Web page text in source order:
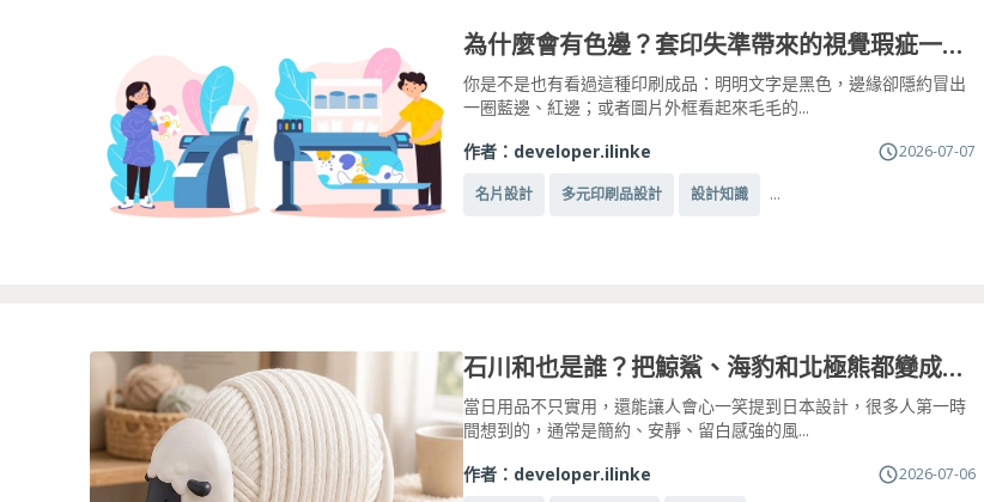
為什麼會有色邊？套印失準帶來的視覺瑕疵一次看懂
你是不是也有看過這種印刷成品：明明文字是黑色，邊緣卻隱約冒出
一圈藍邊、紅邊；或者圖片外框看起來毛毛的...
作者： developer.ilinke 2026-07-07
名片設計 多元印刷品設計 設計知識 ...
石川和也是誰？把鯨鯊、海豹和北極熊都變成生活設計的日本設計師
當日用品不只實用，還能讓人會心一笑提到日本設計，很多人第一時
間想到的，通常是簡約、安靜、留白感強的風...
作者： developer.ilinke 2026-07-06